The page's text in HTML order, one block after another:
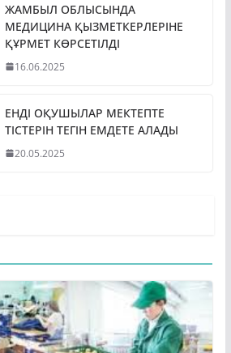
ЖАМБЫЛ ОБЛЫСЫНДА
МЕДИЦИНА ҚЫЗМЕТКЕРЛЕРІНЕ
ҚҰРМЕТ КӨРСЕТІЛДІ
16.06.2025
ЕНДІ ОҚУШЫЛАР МЕКТЕПТЕ
ТІСТЕРІН ТЕГІН ЕМДЕТЕ АЛАДЫ
20.05.2025